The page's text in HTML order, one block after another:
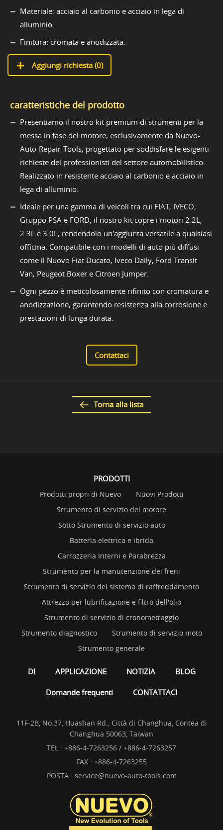
Materiale: acciaio al carbonio e acciaio in lega di
alluminio.
Finitura: cromata e anodizzata.
Aggiungi richiesta (0)
caratteristiche del prodotto
Presentiamo il nostro kit premium di strumenti per la
messa in fase del motore, esclusivamente da Nuevo-
Auto-Repair-Tools, progettato per soddisfare le esigenti
richieste dei professionisti del settore automobilistico.
Realizzato in resistente acciaio al carbonio e acciaio in
lega di alluminio.
Ideale per una gamma di veicoli tra cui FIAT, IVECO,
Gruppo PSA e FORD, il nostro kit copre i motori 2.2L,
2.3L e 3.0L, rendendolo un'aggiunta versatile a qualsiasi
officina. Compatibile con i modelli di auto più diffusi
come il Nuovo Fiat Ducato, Iveco Daily, Ford Transit
Van, Peugeot Boxer e Citroen Jumper.
Ogni pezzo è meticolosamente rifinito con cromatura e
anodizzazione, garantendo resistenza alla corrosione e
prestazioni di lunga durata.
Contattaci
Torna alla lista
PRODOTTI
Prodotti propri di Nuevo
Nuovi Prodotti
Strumento di servizio del motore
Sotto Strumento di servizio auto
Batteria elettrica e ibrida
Carrozzeria Interni e Parabrezza
Strumento per la manutenzione dei freni
Strumento di servizio del sistema di raffreddamento
Attrezzo per lubrificazione e filtro dell'olio
Strumento di servizio di cronometraggio
Strumento diagnostico
Strumento di servizio moto
Strumento generale
DI APPLICAZIONE NOTIZIA BLOG
Domande frequenti CONTATTACI
11F-2B, No.37, Huashan Rd., Città di Changhua, Contea di
Changhua 50063, Taiwan
TEL : +886-4-7263256 / +886-4-7263257
FAX : +886-4-7263255
POSTA : service@nuevo-auto-tools.com